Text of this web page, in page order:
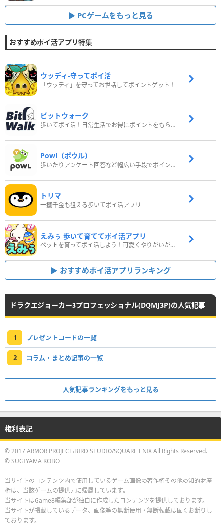
PCゲームをもっと見る
おすすめポイ活アプリ特集
ウッディ‐守ってポイ活
「ウッディ」を守ってお世話してポイントゲット！
ビットウォーク
歩いてポイ活！日常生活でお得にポイントをもらおう
Powl（ポウル）
歩いたりアンケート回答など幅広い手段でポイントをゲット
トリマ
一攫千金も狙える歩いてポイ活アプリ
えみぅ 歩いて育ててポイ活アプリ
ペットを育ってポイ活しよう！可愛くやりがいがある新感覚アプリ
おすすめポイ活アプリランキング
ドラクエジョーカー3プロフェッショナル(DQMJ3P)の人気記事
1 プレゼントコードの一覧
2 コラム・まとめ記事の一覧
人気記事ランキングをもっと見る
権利表記
© 2017 ARMOR PROJECT/BIRD STUDIO/SQUARE ENIX All Rights Reserved.
© SUGIYAMA KOBO
当サイトのコンテンツ内で使用しているゲーム画像の著作権その他の知的財産
権は、当該ゲームの提供元に帰属しています。
当サイトはGame8編集部が独自に作成したコンテンツを提供しております。
当サイトが掲載しているデータ、画像等の無断使用・無断転載は固くお断りし
ております。